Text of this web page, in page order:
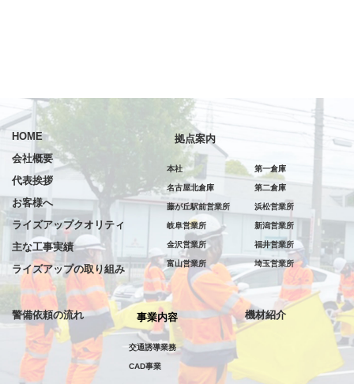
HOME
会社概要
代表挨拶
お客様へ
ライズアップクオリティ
主な工事実績
ライズアップの取り組み
拠点案内
本社 第一倉庫
名古屋北倉庫 第二倉庫
藤が丘駅前営業所 浜松営業所
岐阜営業所 新潟営業所
金沢営業所 福井営業所
富山営業所 埼玉営業所
警備依頼の流れ 事業内容
交通誘導業務
CAD事業
機材紹介